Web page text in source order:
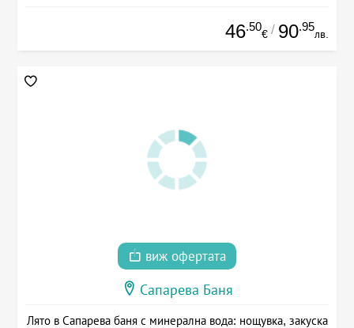
46.50
€ / 90.95
лв.
виж офертата
Сапарева Баня
Лято в Сапарева баня с минерална вода: нощувка, закуска